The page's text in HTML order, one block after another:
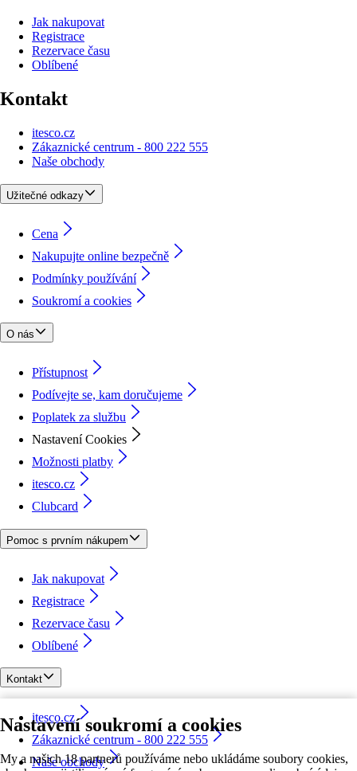
Nastavení soukromí a cookies
My a našich 18 partnerů používáme nebo ukládáme soubory cookies,
Jak nakupovat
Registrace
Rezervace času
Oblíbené
Kontakt
itesco.cz
Zákaznické centrum - 800 222 555
Naše obchody
Užitečné odkazy
Cena
Nakupujte online bezpečně
Podmínky používání
Soukromí a cookies
O nás
Přístupnost
Podívejte se, kam doručujeme
Poplatek za službu
Nastavení Cookies
Možnosti platby
itesco.cz
Clubcard
Pomoc s prvním nákupem
Jak nakupovat
Registrace
Rezervace času
Oblíbené
Kontakt
itesco.cz
Zákaznické centrum - 800 222 555
Naše obchody